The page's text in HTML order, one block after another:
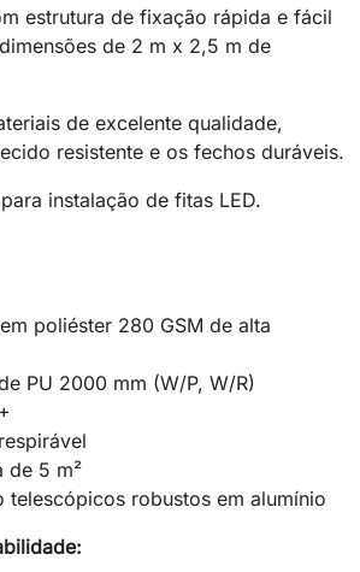
estrutura de fixação rápida e fácil
de 2 m x 2,5 m de
de excelente qualidade,
resistente e os fechos duráveis.
instalação de fitas LED.
poliéster 280 GSM de alta
PU 2000 mm (W/P, W/R)
de 5 m²
telescópicos robustos em alumínio